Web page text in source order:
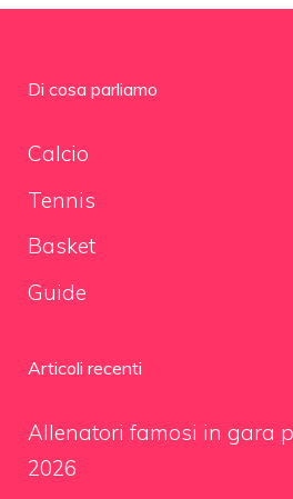
Di cosa parliamo
Calcio
Tennis
Basket
Guide
Articoli recenti
Allenatori famosi in gara
2026